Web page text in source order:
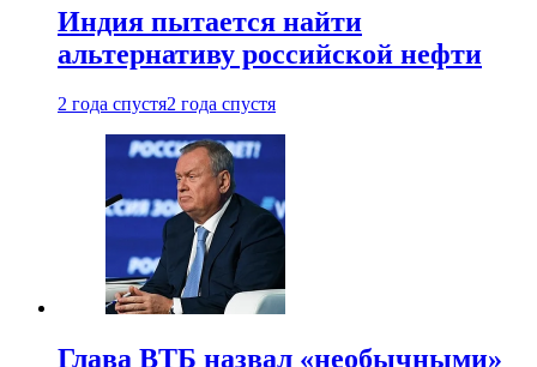
Индия пытается найти
альтернативу российской нефти
2 года спустя2 года спустя
Глава ВТБ назвал «необычными»